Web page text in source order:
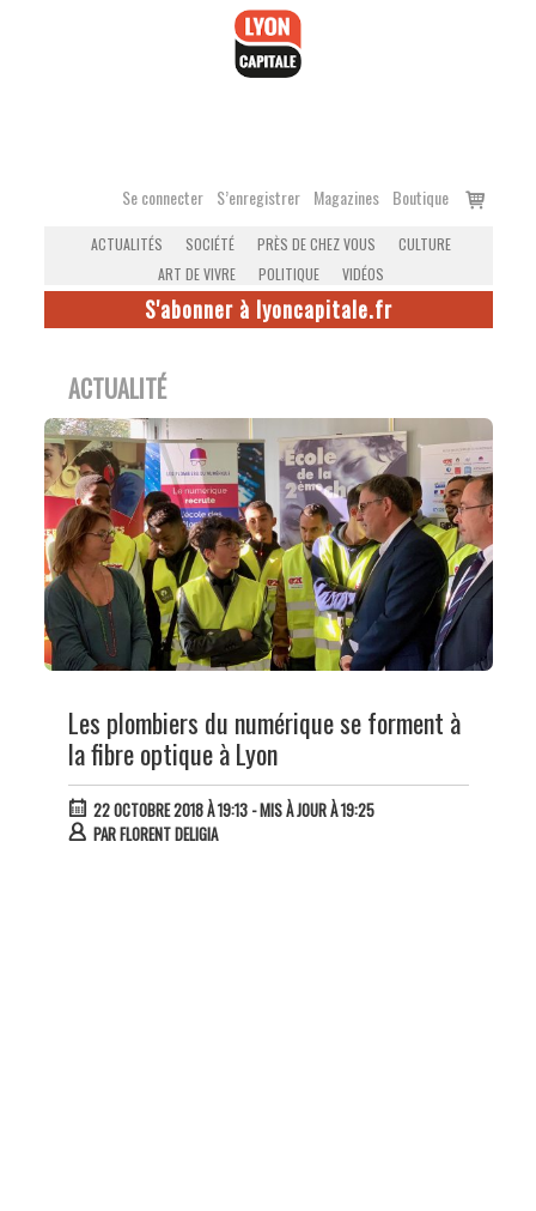
Se connecter S’enregistrer Magazines Boutique
Voir
ACTUALITÉS SOCIÉTÉ PRÈS DE CHEZ VOUS
CULTURE
ART DE VIVRE
POLITIQUE VIDÉOS
S'abonner à lyoncapitale.fr
ACTUALITÉ
Les plombiers du numérique se forment à
la fibre optique à Lyon
22 OCTOBRE 2018 À 19:13- MIS À JOUR À 19:25
PARFLORENT DELIGIA